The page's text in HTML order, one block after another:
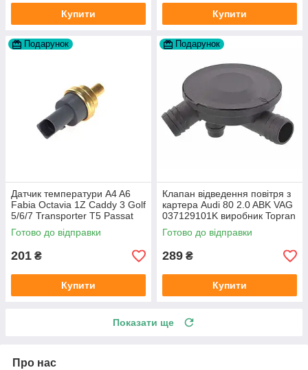
Купити Купити
Подарунок
Датчик температури A4 A6
Fabia Octavia 1Z Caddy 3 Golf
5/6/7 Transporter T5 Passat
B6 (колір сірий)
Готово до відправки
201 ₴
Купити
Подарунок
Клапан відведення повітря з
картера Audi 80 2.0 ABK VAG
037129101K виробник Topran
Німеччина
Готово до відправки
289 ₴
Купити
Показати ще
Про нас